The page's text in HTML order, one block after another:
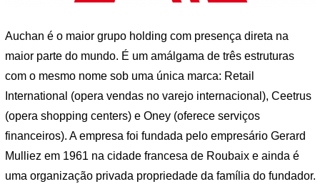
Auchan é o maior grupo holding com presença direta na
maior parte do mundo. É um amálgama de três estruturas
com o mesmo nome sob uma única marca: Retail
International (opera vendas no varejo internacional), Ceetrus
(opera shopping centers) e Oney (oferece serviços
financeiros). A empresa foi fundada pelo empresário Gerard
Mulliez em 1961 na cidade francesa de Roubaix e ainda é
uma organização privada propriedade da família do fundador.